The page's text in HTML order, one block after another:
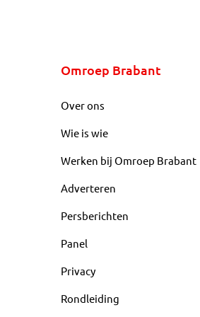
Omroep Brabant
Over ons
Wie is wie
Werken bij Omroep Brabant
Adverteren
Persberichten
Panel
Privacy
Rondleiding